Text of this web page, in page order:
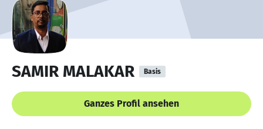
SAMIR MALAKAR Basis
Ganzes Profil ansehen